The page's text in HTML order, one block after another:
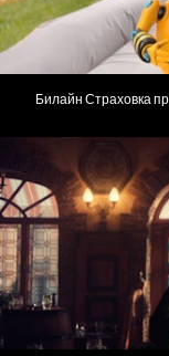
Билайн Страховка